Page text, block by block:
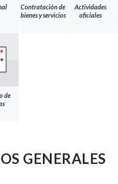
Contratación de
bienes y servicios
Actividades
oficiales
de
GENERALES